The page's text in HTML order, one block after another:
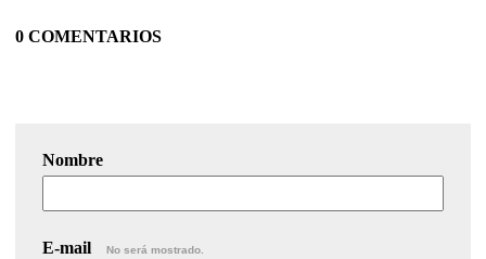
0 COMENTARIOS
Nombre
E-mail No será mostrado.